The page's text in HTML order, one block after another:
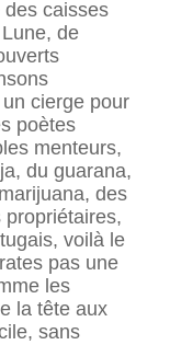
caisses
de
cierge pour
poètes
menteurs,
du guarana,
des
voilà le
pas une
les
la tête aux
sans